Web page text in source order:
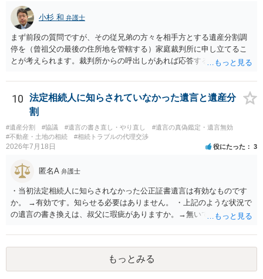
言えると思います。
小杉 和 弁護士
まず前段の質問ですが、その従兄弟の方々を相手方とする遺産分割調
停を（曾祖父の最後の住所地を管轄する）家庭裁判所に申し立てるこ
とが考えられます。裁判所からの呼出しがあれば応答する可能性がま
能と思われます。時間が思った以上にないので必要書類をてきぱきと
揃える必要があります。その点是非御注意ください。
10
法定相続人に知らされていなかった遺言と遺産分
割
#遺産分割 #協議 #遺言の書き直し・やり直し
#遺言の真偽鑑定・遺言無効
#不動産・土地の相続
#相続トラブルの代理交渉
2026年7月18日 役にたった 3
匿名A 弁護士
・当初法定相続人に知らされなかった公正証書遺言は有効なものです
か。 →有効です。知らせる必要はありません。 ・上記のような状況で
の遺言の書き換えは、叔父に瑕疵がありますか。→無いです。 ・分割
ますか。 →本人が自由に決められますので、どこが妥当とは言えない
です。客観的な基準もありません。 ・できれば穏やかに、分割を拒否
することはできますか。 →分割を拒否するということは、遺産はいら
ないということでしょうか。遺言で、受取を指定されててもいらない
もっとみる